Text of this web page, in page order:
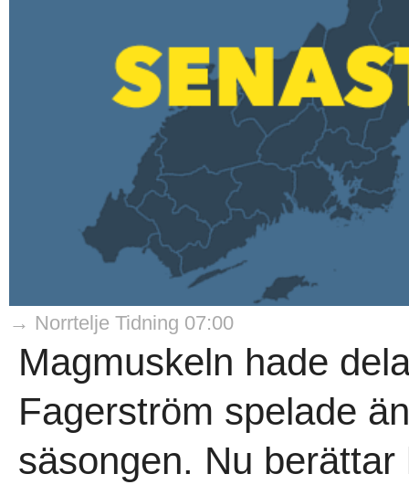
→ Norrtelje Tidning 07:00
Magmuskeln hade
Fagerström spelade
säsongen. Nu